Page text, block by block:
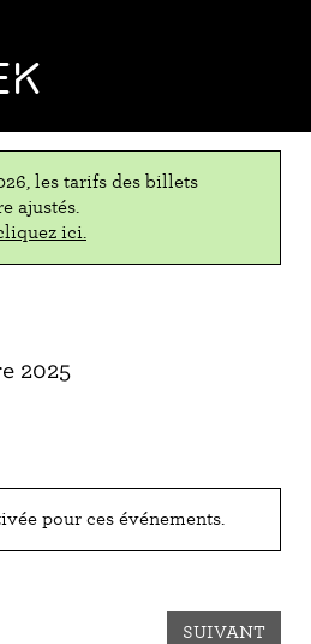
les tarifs des billets
ajustés.
ici.
2025
pour ces événements.
SUIVANT